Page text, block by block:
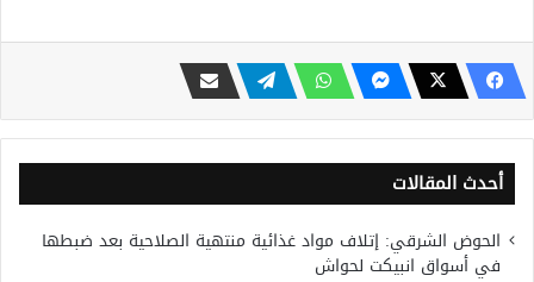
أحدث المقالات
الحوض الشرقي: إتلاف مواد غذائية منتهية الصلاحية بعد ضبطها
في أسواق انبيكت لحواش